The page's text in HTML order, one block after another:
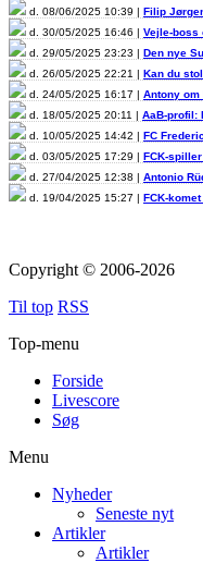
d. 08/06/2025 10:39 | Filip
d. 30/05/2025 16:46 | Vejle-boss
d. 29/05/2025 23:23 | Den nye
d. 26/05/2025 22:21 | Kan du
d. 24/05/2025 16:17 | Antony
d. 18/05/2025 20:11 | AaB-profil:
d. 10/05/2025 14:42 | FC
d. 03/05/2025 17:29 | FCK-
d. 27/04/2025 12:38 | Antonio
d. 19/04/2025 15:27 | FCK-
Copyright © 2006-2026
Til top RSS
Top-menu
Forside
Livescore
Søg
Menu
Nyheder
Seneste nyt
Artikler
Artikler